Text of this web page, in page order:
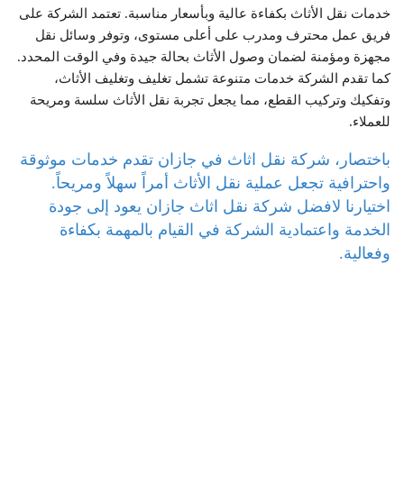
خدمات نقل الأثاث بكفاءة عالية وبأسعار مناسبة. تعتمد الشركة على
فريق عمل محترف ومدرب على أعلى مستوى، وتوفر وسائل نقل
مجهزة ومؤمنة لضمان وصول الأثاث بحالة جيدة وفي الوقت المحدد.
كما تقدم الشركة خدمات متنوعة تشمل تغليف وتغليف الأثاث،
وتفكيك وتركيب القطع، مما يجعل تجربة نقل الأثاث سلسة ومريحة
للعملاء.
باختصار، شركة نقل اثاث في جازان تقدم خدمات موثوقة
واحترافية تجعل عملية نقل الأثاث أمراً سهلاً ومريحاً.
اختيارنا لافضل شركة نقل اثاث جازان يعود إلى جودة
الخدمة واعتمادية الشركة في القيام بالمهمة بكفاءة
وفعالية.